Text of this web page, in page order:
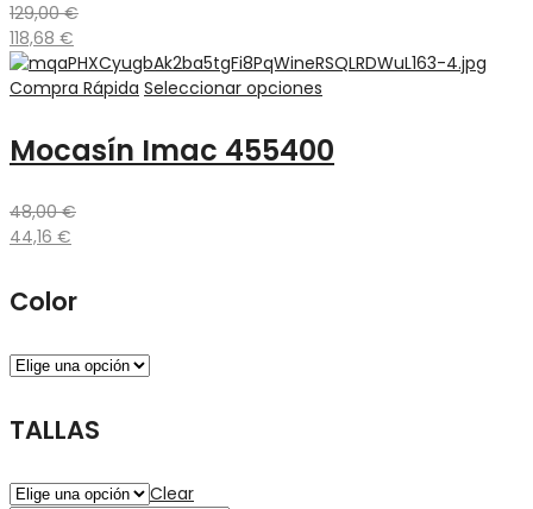
129,00€
118,68 €
Compra Rápida Seleccionar opciones
Mocasín Imac 455400
48,00€
44,16 €
Color
TALLAS
Clear